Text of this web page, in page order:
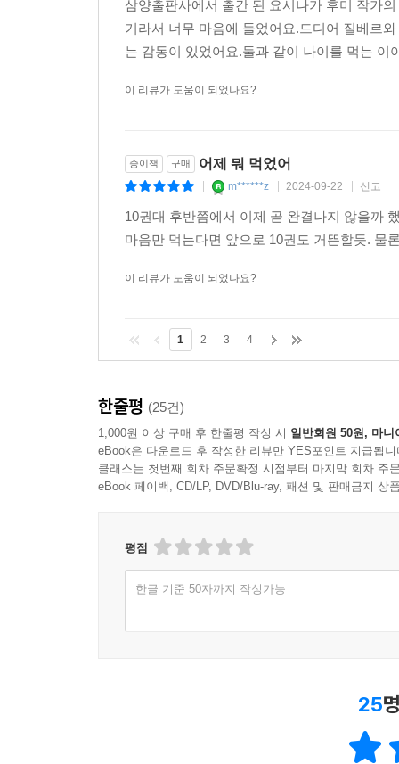
삼양출판사에서 출간 된 요시나가 후미 작가
기라서 너무 마음에 들었어요.드디어 질베르
는 감동이 있었어요.둘과 같이 나이를 먹는
이 리뷰가 도움이 되었나요?
종이책 구매 어제 뭐 먹었어
m******z 2024-09-22 신고
10권대 후반쯤에서 이제 곧 완결나지 않을까
마음만 먹는다면 앞으로 10권도 거뜬할듯. 물
이 리뷰가 도움이 되었나요?
1 2 3 4
한줄평 (25건)
1,000원 이상 구매 후 한줄평 작성 시 일반회원 50원, 마니
eBook은 다운로드 후 작성한 리뷰만 YES포인트 지급됩니
클래스는 첫번째 회차 주문확정 시점부터 마지막 회차 주
eBook 페이백, CD/LP, DVD/Blu-ray, 패션 및 판매금지 상
평점
한글 기준 50자까지 작성가능
25